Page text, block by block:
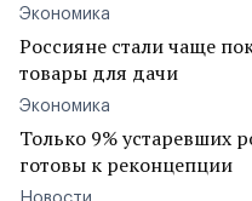
Экономика
Россияне стали чаще
товары для дачи
Экономика
Только 9% устаревших
готовы к реконцепции